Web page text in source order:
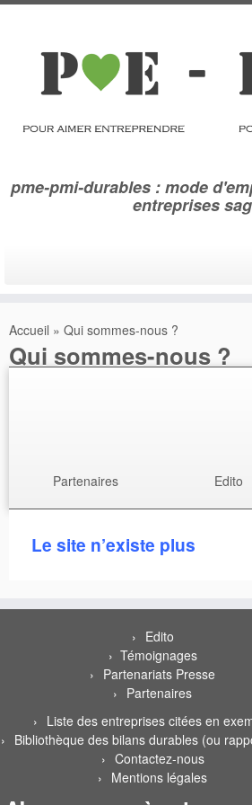
pme-pmi-durables : mode
entreprises
Se réinventer
Eco innover
Accueil » Qui sommes-nous ?
Qui sommes-nous ?
Partenaires Edito
Le site n’existe plus
Edito
Témoignages
Partenariats Presse
Partenaires
Liste des entreprises citées en
Bibliothèque des bilans durables (ou
Contactez-nous
Mentions légales